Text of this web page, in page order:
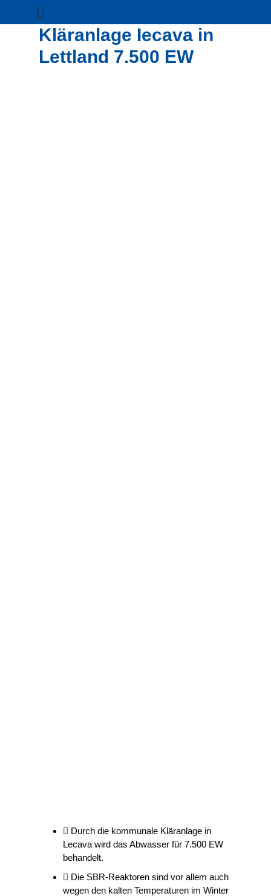
Kläranlage Iecava in
Lettland 7.500 EW
Durch die kommunale Kläranlage in
Lecava wird das Abwasser für 7.500 EW
behandelt.
Die SBR-Reaktoren sind vor allem auch
wegen den kalten Temperaturen im Winter